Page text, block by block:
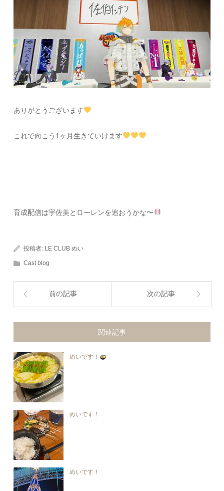
ありがとうございます
これで向こう1ヶ月生きていけます
育成配信は宇佐美とローレンを追おうかな〜
投稿者: LE CLUB めい
Cast blog
前の記事 次の記事
関連記事
めいです！
めいです！
めいです！